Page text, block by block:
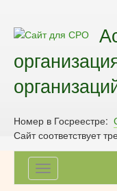
Номер в Госреестре:
Сайт соответствует
Toggle
navigation